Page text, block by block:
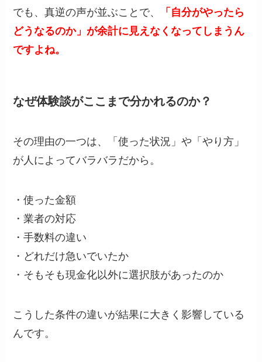
でも、真逆の声が並ぶことで、
「自分がやったら
どうなるのか」が余計に見えなくなってしまうん
ですよね。
なぜ体験談がここまで分かれるのか？
その理由の一つは、「使った状況」や「やり方」
が人によってバラバラだから。
・使った金額
・業者の対応
・手数料の違い
・どれだけ急いでいたか
・そもそも現金化以外に選択肢があったのか
こうした条件の違いが結果に大きく影響している
んです。